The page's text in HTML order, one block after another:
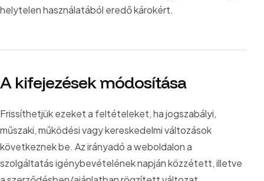
helytelen használatából eredő károkért.
A kifejezések módosítása
Frissíthetjük ezeket a feltételeket, ha jogszabályi,
műszaki, működési vagy kereskedelmi változások
következnek be. Az irányadó a weboldalon a
szolgáltatás igénybevételének napján közzétett, illetve